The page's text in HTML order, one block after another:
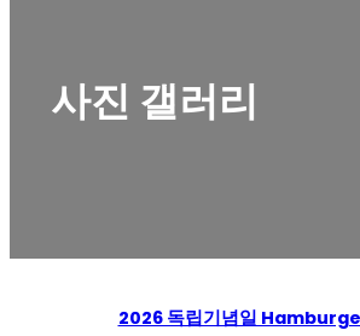
사진 갤러리
2026 독립기념일